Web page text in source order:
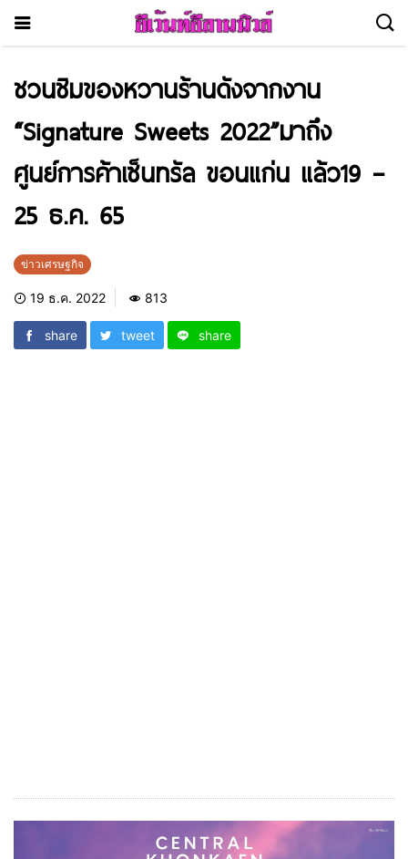
ชวนชิมของหวานร้านดังจากงาน
“Signature Sweets 2022”มาถึง
ศูนย์การค้าเซ็นทรัล ขอนแก่น แล้ว19 –
25 ธ.ค. 65
ข่าวเศรษฐกิจ
19 ธ.ค. 2022 813
share tweet share